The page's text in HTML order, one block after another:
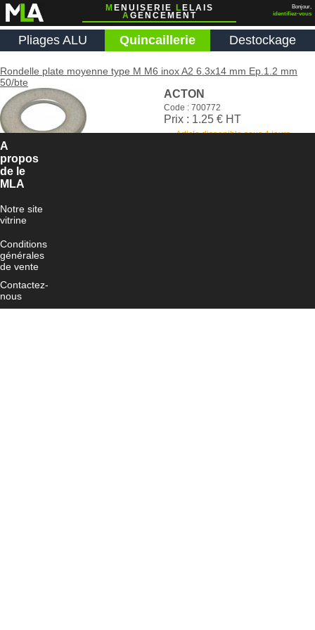
M ENUISERIE L ELAIS
AGENCEMENT
Bonjour,
identifiez-vous
Pliages ALU Quincaillerie Destockage
Rondelle plate moyenne type M M6 inox A2 6.3x14 mm Ep.1.2 mm
50/bte
ACTON
Code : 700772
Prix : 1.25 € HT
Article disponible sous 4 jours
A
propos
de le
MLA
Notre site
vitrine
Conditions
générales
de vente
Contactez-
nous